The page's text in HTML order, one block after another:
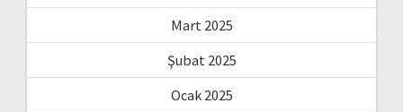
Mart 2025
Şubat 2025
Ocak 2025